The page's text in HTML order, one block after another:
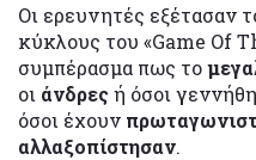
Οι ερευνητές εξέτασαν
κύκλους του «Game Of
συμπέρασμα πως το
οι άνδρεςή όσοι
όσοι έχουν
αλλαξοπίστησαν.